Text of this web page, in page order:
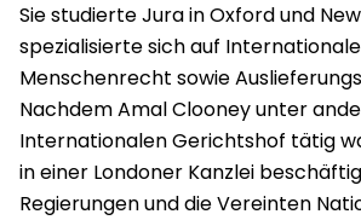
Sie studierte Jura in Oxford und
spezialisierte sich auf
Menschenrecht sowie
Nachdem Amal Clooney unter
Internationalen Gerichtshof tätig
in einer Londoner Kanzlei
Regierungen und die Vereinten